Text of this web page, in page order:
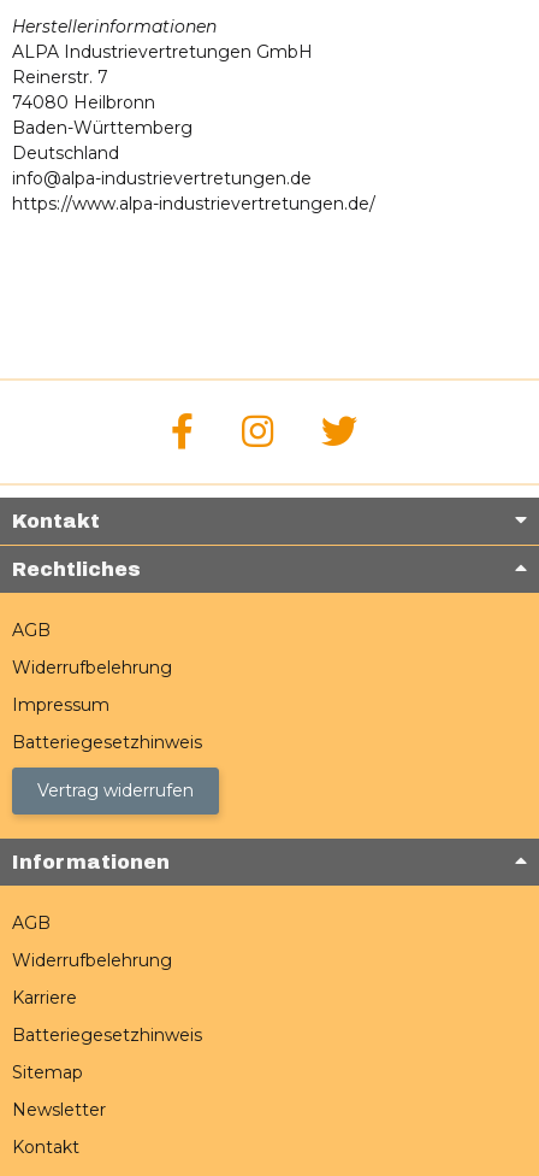
Herstellerinformationen
ALPA Industrievertretungen GmbH
Reinerstr. 7
74080 Heilbronn
Baden-Württemberg
Deutschland
info@alpa-industrievertretungen.de
https://www.alpa-industrievertretungen.de/
Kontakt
Rechtliches
AGB
Widerrufbelehrung
Impressum
Batteriegesetzhinweis
Vertrag widerrufen
Informationen
AGB
Widerrufbelehrung
Karriere
Batteriegesetzhinweis
Sitemap
Newsletter
Kontakt